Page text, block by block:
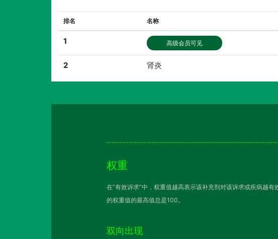
排名 名称
1 高级会员可见
2 肾炎
权重
在“有效诉求”中，权重值越高表示该补充剂对该诉求或疾病越
的权重值的最高值总是100。
双向出现